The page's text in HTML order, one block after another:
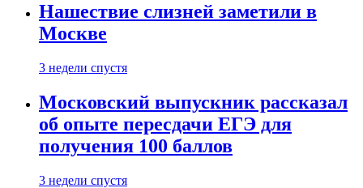
Нашествие слизней заметили в
Москве
3 недели спустя
Московский выпускник рассказал
об опыте пересдачи ЕГЭ для
получения 100 баллов
3 недели спустя